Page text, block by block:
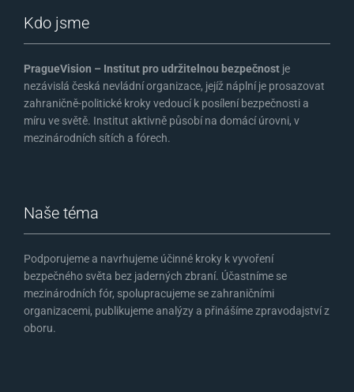
Kdo jsme
PragueVision – Institut pro udržitelnou bezpečnost je
nezávislá česká nevládní organizace, jejíž náplní je prosazovat
zahraničně-politické kroky vedoucí k posílení bezpečnosti a
míru ve světě. Institut aktivně působí na domácí úrovni, v
mezinárodních sítích a fórech.
Naše téma
Podporujeme a navrhujeme účinné kroky k vyvoření
bezpečného světa bez jaderných zbraní. Účastníme se
mezinárodních fór, spolupracujeme se zahraničními
organizacemi, publikujeme analýzy a přinášíme zpravodajství z
oboru.